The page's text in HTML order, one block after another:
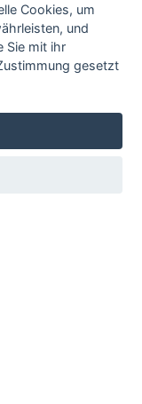
Cookies, um
und
Sie mit ihr
gesetzt